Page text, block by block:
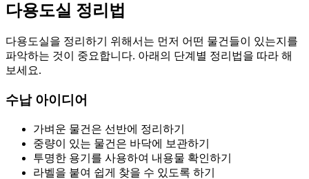
다용도실 정리법
다용도실을 정리하기 위해서는 먼저 어떤 물건들이 있는지를
파악하는 것이 중요합니다. 아래의 단계별 정리법을 따라 해
보세요.
수납 아이디어
가벼운 물건은 선반에 정리하기
중량이 있는 물건은 바닥에 보관하기
투명한 용기를 사용하여 내용물 확인하기
라벨을 붙여 쉽게 찾을 수 있도록 하기